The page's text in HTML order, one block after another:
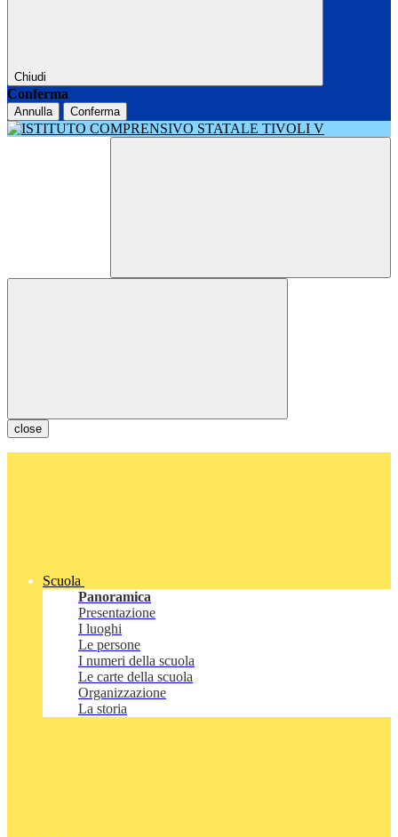
Chiudi
Conferma
Annulla Conferma
close
Scuola
Panoramica
Presentazione
I luoghi
Le persone
I numeri della scuola
Le carte della scuola
Organizzazione
La storia